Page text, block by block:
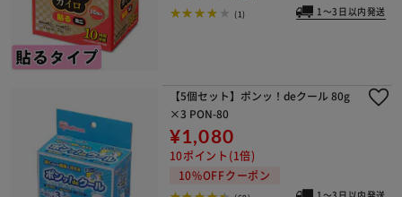
(1) 1～3日以内発送
【5個セット】ポンッ！deクール 80g
×3 PON-80
¥1,080
10ポイント(1倍)
10%OFFクーポン